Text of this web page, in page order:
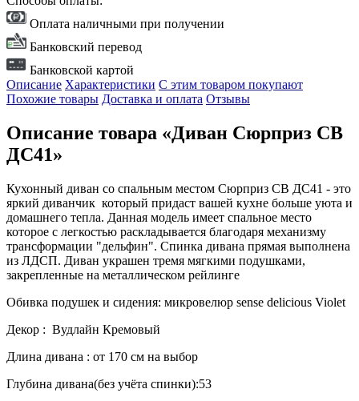
Оплата наличными при получении
Банковский перевод
Банковской картой
Описание Характеристики С этим товаром покупают
Похожие товары Доставка и оплата Отзывы
Описание товара «Диван Сюрприз СВ
ДС41»
Кухонный диван со спальным местом Сюрприз СВ ДС41 - это
яркий диванчик который придаст вашей кухне больше уюта и
домашнего тепла. Данная модель имеет спальное место
которое с легкостью раскладывается благодаря механизму
трансформации "дельфин". Спинка дивана прямая выполнена
из ЛДСП. Диван украшен тремя мягкими подушками,
закрепленные на металлическом рейлинге
Обивка подушек и сидения: микровелюр sense delicious Violet
Декор : Вудлайн Кремовый
Длина дивана : от 170 см на выбор
Глубина дивана(без учёта спинки):53